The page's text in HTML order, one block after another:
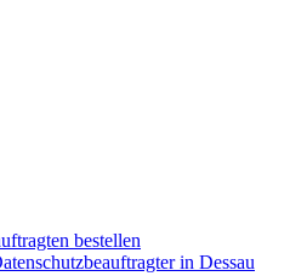
bestellen
in Dessau